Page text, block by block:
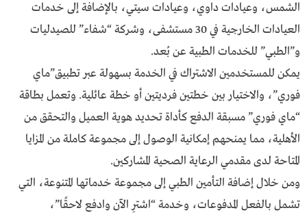
الشمس، وعيادات داوي، وعيادات سيتي، بالإضافة إلى خدمات
العيادات الخارجية في 30 مستشفى، وشركة “شفاء” للصيدليات
و”الطبي” للخدمات الطبية عن بُعد.
يمكن للمستخدمين الاشتراك في الخدمة بسهولة عبر تطبيق”ماي
فوري”، والاختيار بين خطتين فرديتين أو خطة عائلية. وتعمل بطاقة
“ماي فوري” مسبقة الدفع كأداة تحديد هوية العميل والتحقق من
الأهلية، مما يمنحهم إمكانية الوصول إلى مجموعة كاملة من المزايا
المتاحة لدى مقدمي الرعاية الصحية المشاركين.
ومن خلال إضافة التأمين الطبي إلى مجموعة خدماتها المتنوعة، التي
تشمل بالفعل المدفوعات، وخدمة “اشترِ الآن وادفع لاحقًا”،